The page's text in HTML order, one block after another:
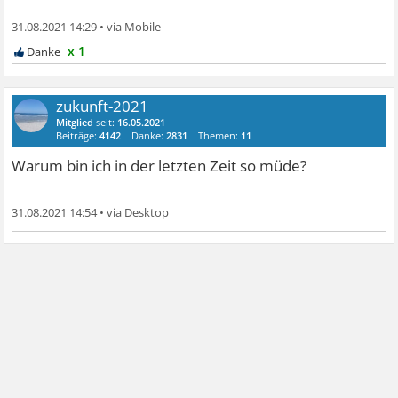
31.08.2021 14:29 •
x 1
zukunft-2021
Mitglied seit: 16.05.2021
Beiträge:4142 Danke:2831 Themen: 11
Warum bin ich in der letzten Zeit so müde?
31.08.2021 14:54•